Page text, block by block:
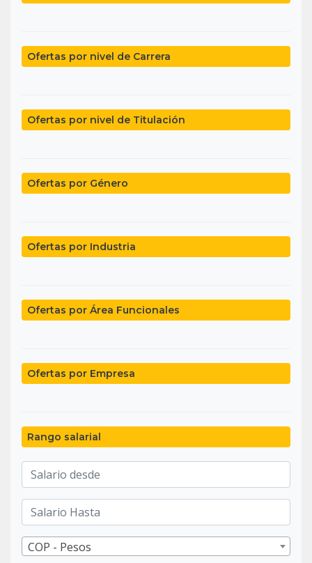
Ofertas por nivel de Carrera
Ofertas por nivel de Titulación
Ofertas por Género
Ofertas por Industria
Ofertas por Área Funcionales
Ofertas por Empresa
Rango salarial
COP - Pesos